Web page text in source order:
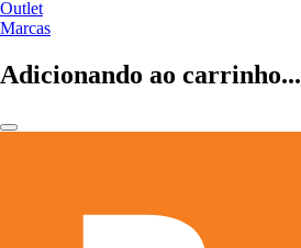
Outlet
Marcas
Adicionando ao carrinho...